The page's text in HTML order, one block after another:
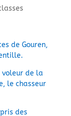
de Gouren,
voleur de la
le chasseur
des